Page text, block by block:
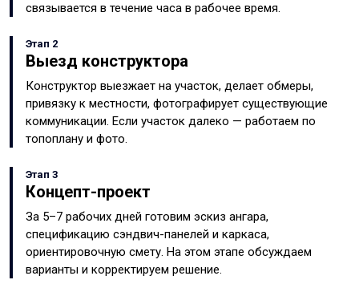
связывается в течение часа в рабочее время.
Этап 2
Выезд конструктора
Конструктор выезжает на участок, делает обмеры,
привязку к местности, фотографирует существующие
коммуникации. Если участок далеко — работаем по
топоплану и фото.
Этап 3
Концепт-проект
За 5–7 рабочих дней готовим эскиз ангара,
спецификацию сэндвич-панелей и каркаса,
ориентировочную смету. На этом этапе обсуждаем
варианты и корректируем решение.